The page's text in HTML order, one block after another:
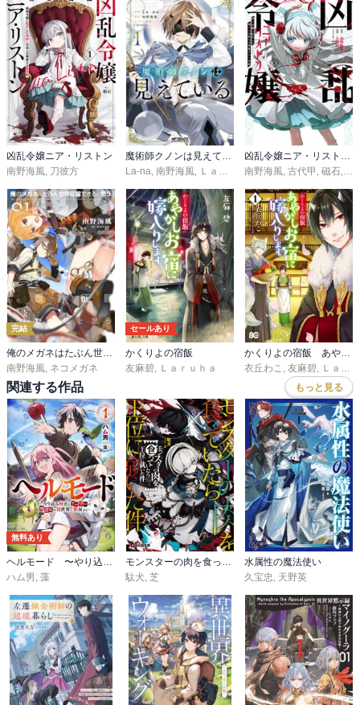
凶乱令嬢ニア・リストン
南野海風, 刀彼方
魔術師クノンは見えている
La-na, 南野海風, Ｌａｒｕｈａ
凶乱令嬢ニア・リストン 病弱令嬢に転生した神殺しの武人の華麗なる無双録
南野海風, 古代甲 , 磁石, 刀
完結
南野海風
ネコメガネ
セールあり
かくりよの宿飯
友麻碧
Ｌａｒｕｈａ
衣丘わこ
友麻碧 Ｌａｒｕｈａ
関連する作品 もっと見る
無料あり
ヘルモード 〜やり込み好きのゲーマーは廃設定の異世界で無双する〜
ハム男, 藻
モンスターの肉を食っていたら王位に就いた件
駄犬, 芝
水属性の魔法使い
久宝忠, 天野英